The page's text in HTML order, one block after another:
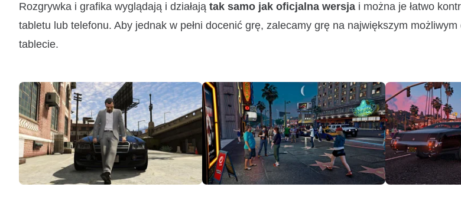
Rozgrywka i grafika wyglądają i działają tak samo jak oficjalna wersja i można je łatwo
tabletu lub telefonu. Aby jednak w pełni docenić grę, zalecamy grę na największym
tablecie.